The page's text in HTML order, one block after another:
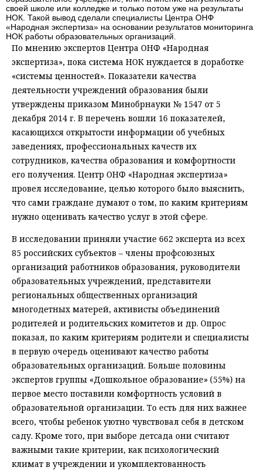
своей школе или колледже и только потом уже на результаты
НОК. Такой вывод сделали специалисты Центра ОНФ
«Народная экспертиза» на основании результатов мониторинга
НОК работы образовательных организаций.
По мнению экспертов Центра ОНФ «Народная
экспертиза», пока система НОК нуждается в доработке
«системы ценностей». Показатели качества
деятельности учреждений образования были
утверждены приказом Минобрнауки № 1547 от 5
декабря 2014 г. В перечень вошли 16 показателей,
касающихся открытости информации об учебных
заведениях, профессиональных качеств их
сотрудников, качества образования и комфортности
его получения. Центр ОНФ «Народная экспертиза»
провел исследование, целью которого было выяснить,
что сами граждане думают о том, по каким критериям
нужно оценивать качество услуг в этой сфере.
В исследовании приняли участие 662 эксперта из всех
85 российских субъектов – члены профсоюзных
организаций работников образования, руководители
образовательных учреждений, представители
региональных общественных организаций
многодетных матерей, активисты объединений
родителей и родительских комитетов и др. Опрос
показал, по каким критериям родители и специалисты
в первую очередь оценивают качество работы
образовательных организаций. Больше половины
экспертов группы «Дошкольное образование» (55%) на
первое место поставили комфортность условий в
образовательной организации. То есть для них важнее
всего, чтобы ребенок уютно чувствовал себя в детском
саду. Кроме того, при выборе детсада они считают
важными такие критерии, как психологический
климат в учреждении и укомплектованность